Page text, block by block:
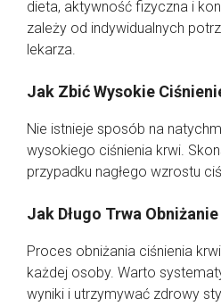
dieta, aktywność fizyczna i
zależy od indywidualnych
lekarza.
Jak Zbić Wysokie
Nie istnieje sposób na
wysokiego ciśnienia krwi.
przypadku nagłego wzrostu
Jak Długo Trwa
Proces obniżania ciśnienia
każdej osoby. Warto
wyniki i utrzymywać zdrowy